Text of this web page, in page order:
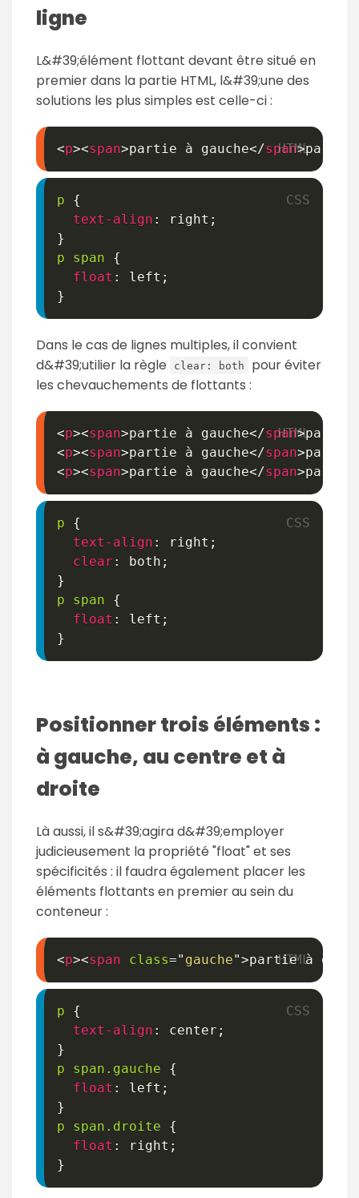
ligne
L&#39;élément flottant devant être situé en
premier dans la partie HTML, l&#39;une des
solutions les plus simples est celle-ci :
<p><span>partie à gauche</span>partie
p
{
text-align : right ;
}
p span
{
float : left ;
}
Dans le cas de lignes multiples, il convient
d&#39;utilier la règle
clear: both
pour éviter
les chevauchements de flottants :
<p><span>partie à gauche</span>partie
<p><span>partie à gauche</span>partie
<p><span>partie à gauche</span>partie
p
{
text-align : right ;
clear : both ;
}
p span
{
float : left ;
}
Positionner trois éléments :
à gauche, au centre et à
droite
Là aussi, il s&#39;agira d&#39;employer
judicieusement la propriété "float" et ses
spécificités : il faudra également placer les
éléments flottants en premier au sein du
conteneur :
<p><span class=" gauche">partie à
p
{
text-align : center ;
}
p span .gauche
{
float : left ;
}
p span .droite
{
float : right ;
}